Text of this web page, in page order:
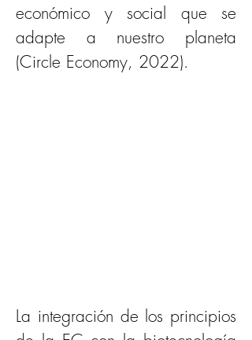
económico y social que se
adapte a nuestro planeta
(Circle Economy, 2022).
La integración de los principios